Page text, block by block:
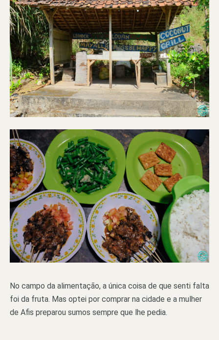
No campo da alimentação, a única coisa de que senti falta
foi da fruta. Mas optei por comprar na cidade e a mulher
de Afis preparou sumos sempre que lhe pedia.